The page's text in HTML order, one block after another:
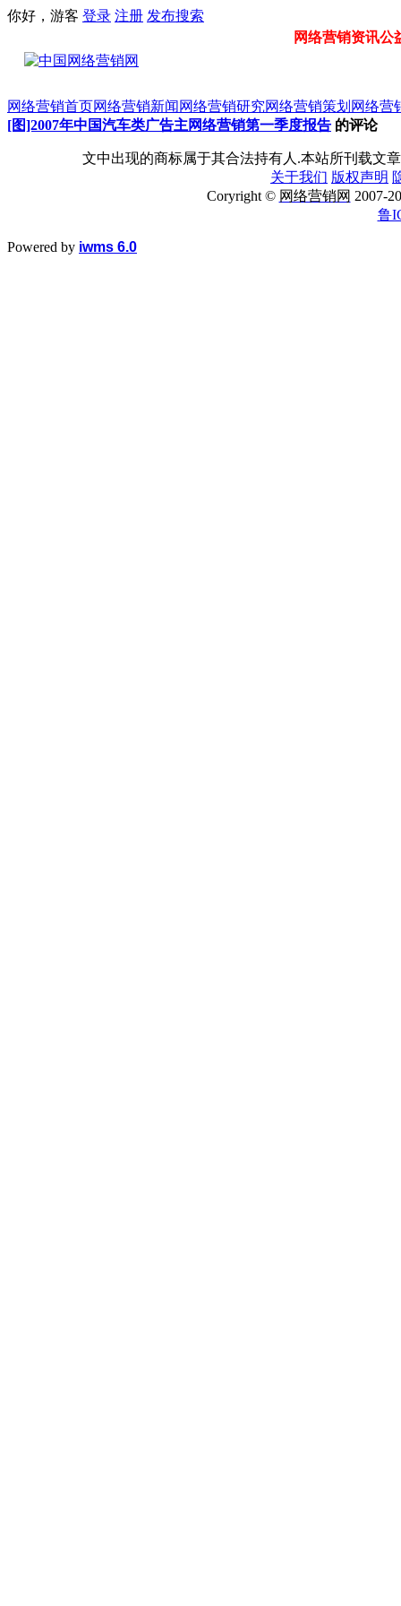
你好，游客 登录 注册 发布搜索
网络营销资讯公
网络营销首页网络营销新闻 网络营销研究网络营销策划 网络营
[图]2007年中国汽车类广告主网络营销第一季度报告 的评论
文中出现的商标属于其合法持有人.本站所刊载文
关于我们 版权声明
Coryright © 网络营销网 2007-
鲁
Powered by iwms 6.0